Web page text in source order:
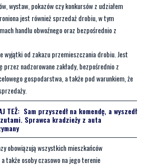
wystaw, pokazów czy konkursów z udziałem
jest również sprzedaż drobiu, w tym
handlu obwoźnego oraz bezpośrednio z
wyjątki od zakazu przemieszczania drobiu. Jest
przez nadzorowane zakłady, bezpośrednio z
gospodarstwa, a także pod warunkiem, że
TEŻ: Sam przyszedł na komendę, a wyszedł
Sprawca kradzieży z auta
obowiązują wszystkich mieszkańców
także osoby czasowo na jego terenie